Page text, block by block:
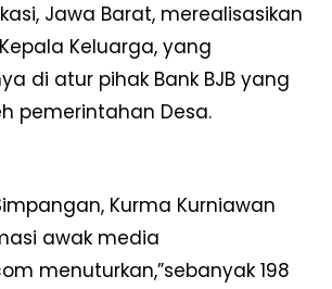
Jawa Barat, merealisasikan
Keluarga, yang
di atur pihak Bank BJB yang
pemerintahan Desa.
Kurma Kurniawan
awak media
menuturkan,”sebanyak 198